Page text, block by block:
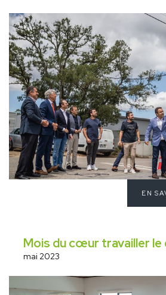
EN
Mois du cœur travailler
mai 2023